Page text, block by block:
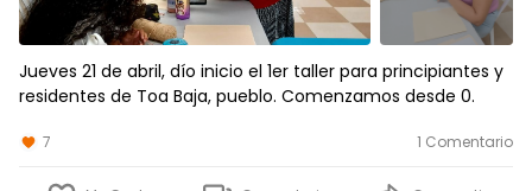
Jueves 21 de abril, dío inicio el 1er taller para principiantes y
residentes de Toa Baja, pueblo. Comenzamos desde 0.
7 1 Comentario